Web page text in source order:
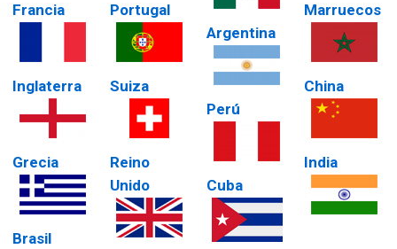
Francia
Inglaterra
Grecia
Brasil
Portugal
Suiza
Reino
Unido
Argentina
Perú
Cuba
Marruecos
China
India